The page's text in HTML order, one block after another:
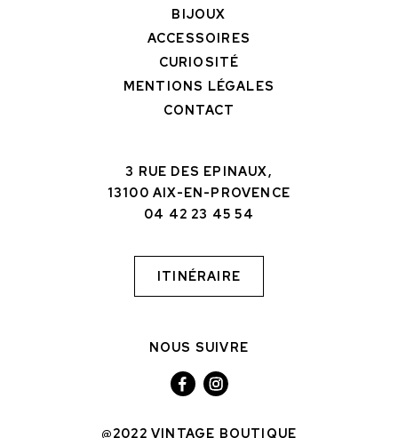
BIJOUX
ACCESSOIRES
CURIOSITÉ
MENTIONS LÉGALES
CONTACT
3 RUE DES EPINAUX,
13100 AIX-EN-PROVENCE
04 42 23 45 54
ITINÉRAIRE
NOUS SUIVRE
@2022 VINTAGE BOUTIQUE